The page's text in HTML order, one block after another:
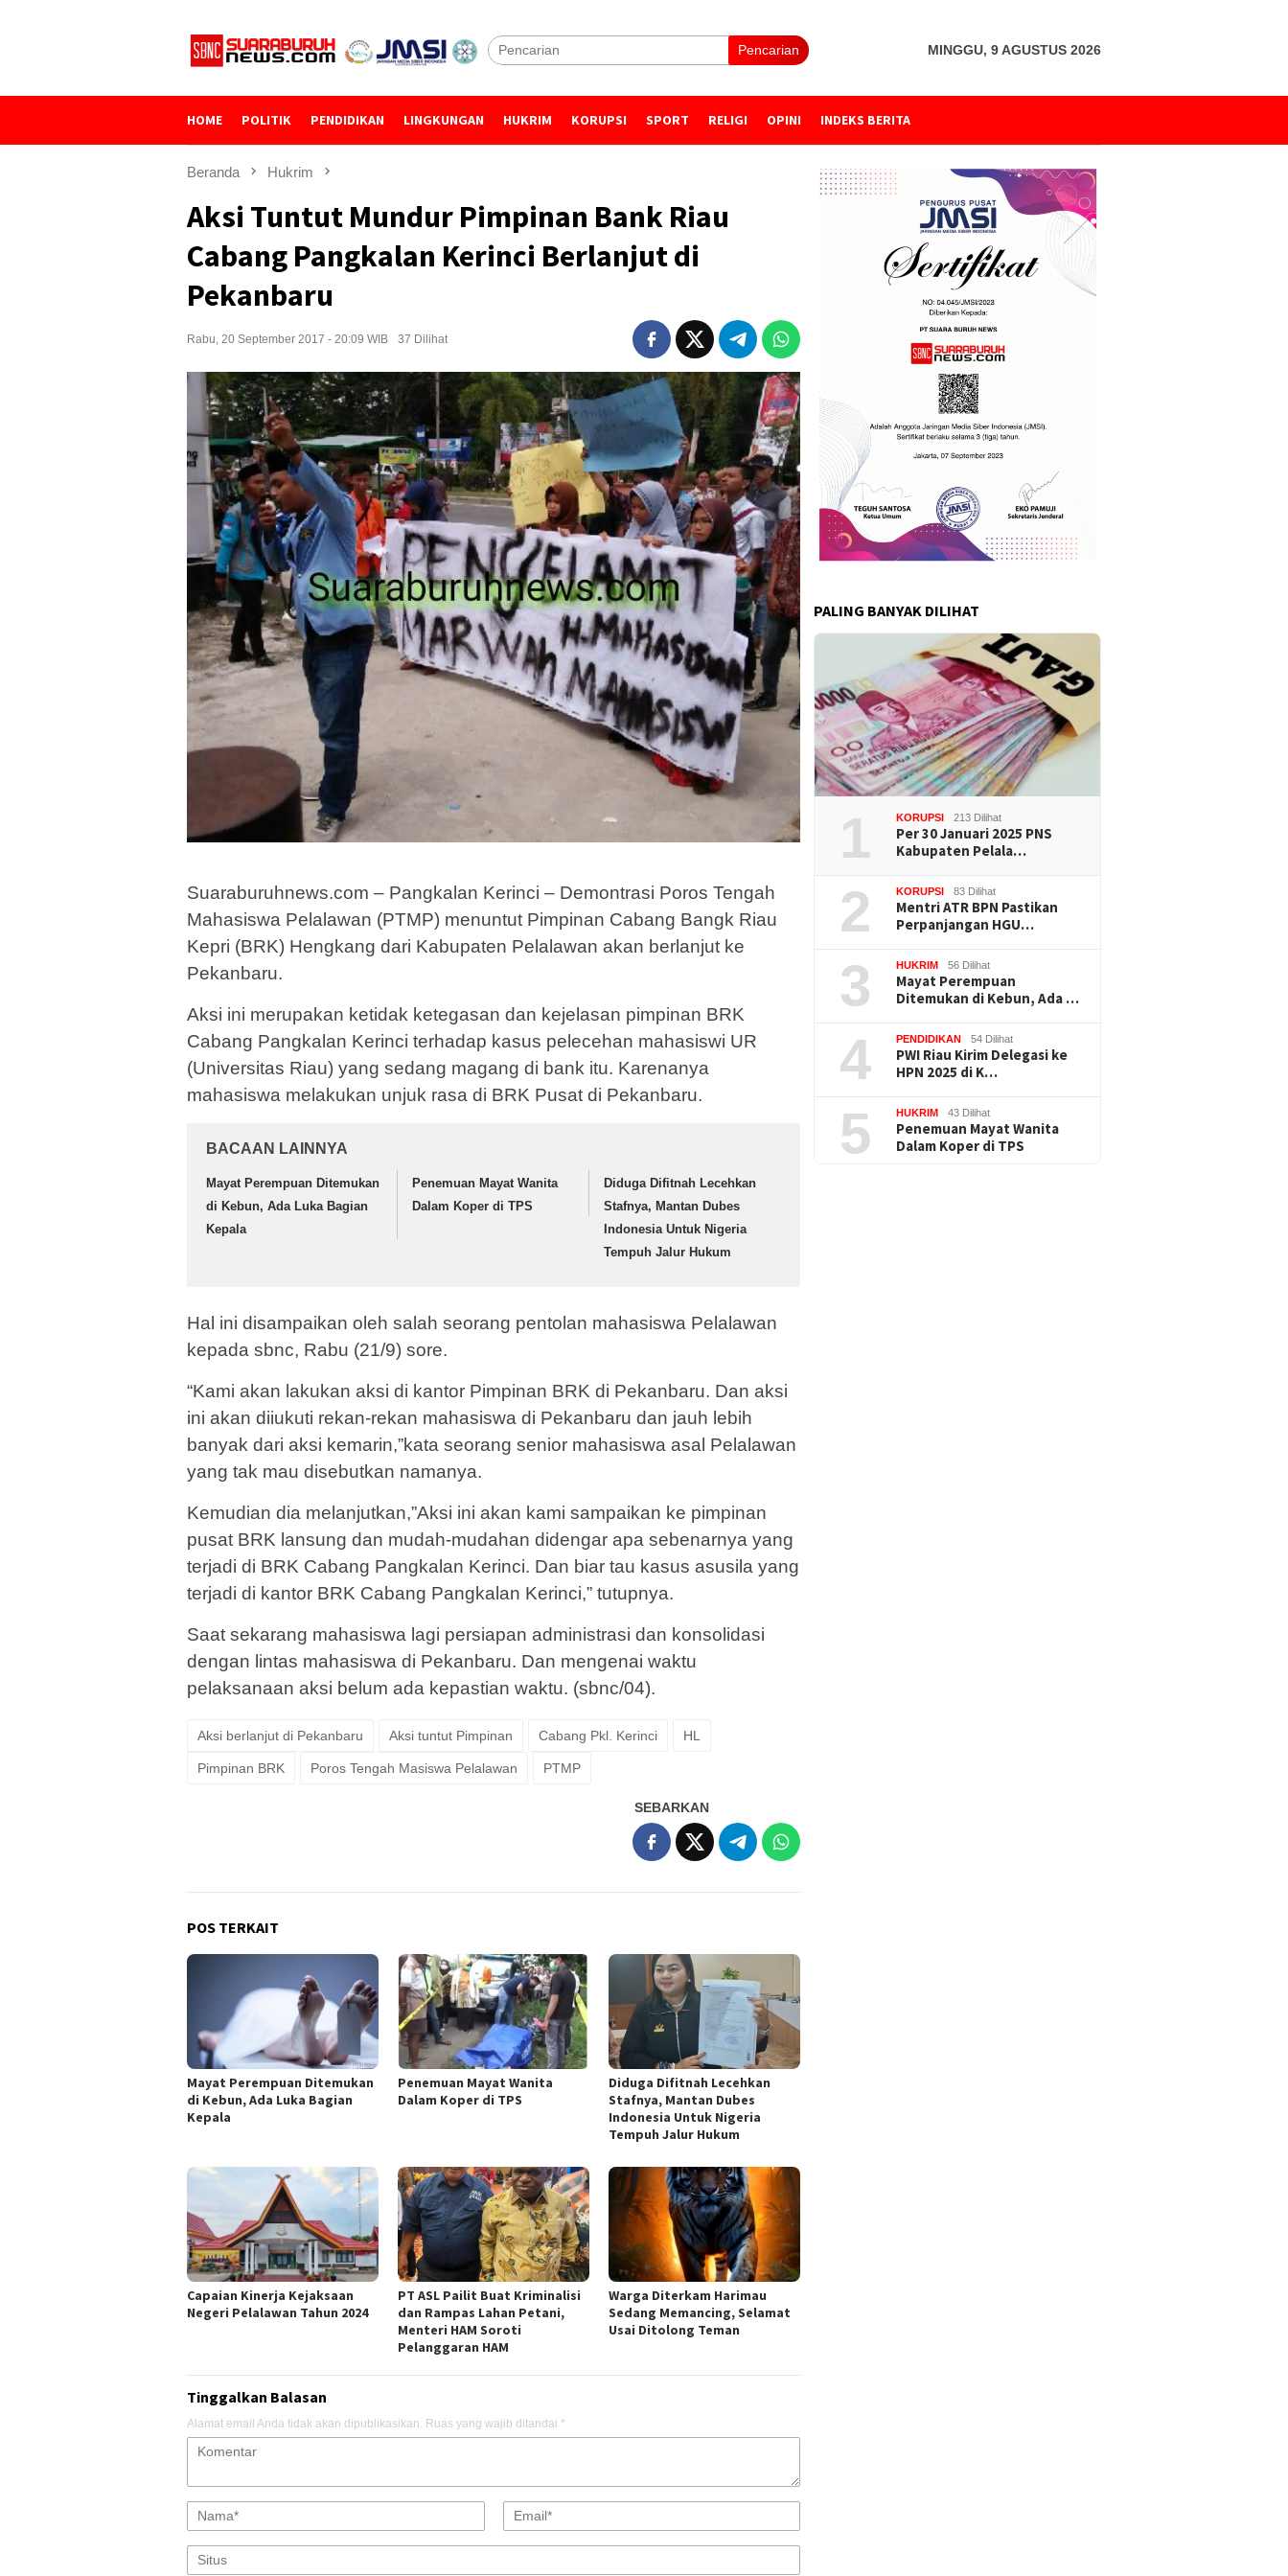
Pencarian MINGGU, 9 AGUSTUS 2026
HOME POLITIK PENDIDIKAN LINGKUNGAN HUKRIM KORUPSI SPORT RELIGI OPINI INDEKS BERITA
Beranda Hukrim
Aksi Tuntut Mundur Pimpinan Bank Riau
Cabang Pangkalan Kerinci Berlanjut di
Pekanbaru
Rabu, 20 September 2017 - 20:09 WIB 37 Dilihat
Suaraburuhnews.com – Pangkalan Kerinci – Demontrasi Poros Tengah
Mahasiswa Pelalawan (PTMP) menuntut Pimpinan Cabang Bangk Riau
Kepri (BRK) Hengkang dari Kabupaten Pelalawan akan berlanjut ke
Pekanbaru.
Aksi ini merupakan ketidak ketegasan dan kejelasan pimpinan BRK
Cabang Pangkalan Kerinci terhadap kasus pelecehan mahasiswi UR
(Universitas Riau) yang sedang magang di bank itu. Karenanya
mahasiswa melakukan unjuk rasa di BRK Pusat di Pekanbaru.
BACAAN LAINNYA
Mayat Perempuan Ditemukan
di Kebun, Ada Luka Bagian
Kepala
Penemuan Mayat Wanita
Dalam Koper di TPS
Diduga Difitnah Lecehkan
Stafnya, Mantan Dubes
Indonesia Untuk Nigeria
Tempuh Jalur Hukum
Hal ini disampaikan oleh salah seorang pentolan mahasiswa Pelalawan
kepada sbnc, Rabu (21/9) sore.
“Kami akan lakukan aksi di kantor Pimpinan BRK di Pekanbaru. Dan aksi
ini akan diiukuti rekan-rekan mahasiswa di Pekanbaru dan jauh lebih
banyak dari aksi kemarin,”kata seorang senior mahasiswa asal Pelalawan
yang tak mau disebutkan namanya.
Kemudian dia melanjutkan,”Aksi ini akan kami sampaikan ke pimpinan
pusat BRK lansung dan mudah-mudahan didengar apa sebenarnya yang
terjadi di BRK Cabang Pangkalan Kerinci. Dan biar tau kasus asusila yang
terjadi di kantor BRK Cabang Pangkalan Kerinci,” tutupnya.
Saat sekarang mahasiswa lagi persiapan administrasi dan konsolidasi
dengan lintas mahasiswa di Pekanbaru. Dan mengenai waktu
pelaksanaan aksi belum ada kepastian waktu. (sbnc/04).
Aksi berlanjut di Pekanbaru Aksi tuntut Pimpinan Cabang Pkl. Kerinci HL
Pimpinan BRK Poros Tengah Masiswa Pelalawan PTMP
SEBARKAN
POS TERKAIT
Mayat Perempuan Ditemukan
di Kebun, Ada Luka Bagian
Kepala
Penemuan Mayat Wanita
Dalam Koper di TPS
Diduga Difitnah Lecehkan
Stafnya, Mantan Dubes
Indonesia Untuk Nigeria
Tempuh Jalur Hukum
Capaian Kinerja Kejaksaan
Negeri Pelalawan Tahun 2024
PT ASL Pailit Buat Kriminalisi
dan Rampas Lahan Petani,
Menteri HAM Soroti
Pelanggaran HAM
Warga Diterkam Harimau
Sedang Memancing, Selamat
Usai Ditolong Teman
Tinggalkan Balasan
Alamat email Anda tidak akan dipublikasikan. Ruas yang wajib ditandai *
PALING BANYAK DILIHAT
1 KORUPSI 213 Dilihat
Per 30 Januari 2025 PNS
Kabupaten Pelala…
2 KORUPSI 83 Dilihat
Mentri ATR BPN Pastikan
Perpanjangan HGU…
3 HUKRIM 56 Dilihat
Mayat Perempuan
Ditemukan di Kebun, Ada …
4 PENDIDIKAN 54 Dilihat
PWI Riau Kirim Delegasi ke
HPN 2025 di K…
5 HUKRIM 43 Dilihat
Penemuan Mayat Wanita
Dalam Koper di TPS